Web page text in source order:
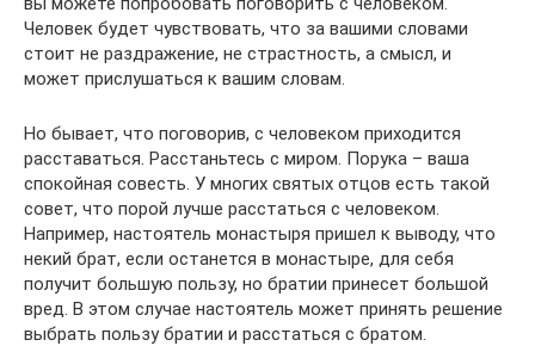
Человек будет чувствовать, что за вашими словами
стоит не раздражение, не страстность, а смысл, и
может прислушаться к вашим словам.
Но бывает, что поговорив, с человеком приходится
расставаться. Расстаньтесь с миром. Порука – ваша
спокойная совесть. У многих святых отцов есть такой
совет, что порой лучше расстаться с человеком.
Например, настоятель монастыря пришел к выводу, что
некий брат, если останется в монастыре, для себя
получит большую пользу, но братии принесет большой
вред. В этом случае настоятель может принять решение
выбрать пользу братии и расстаться с братом.